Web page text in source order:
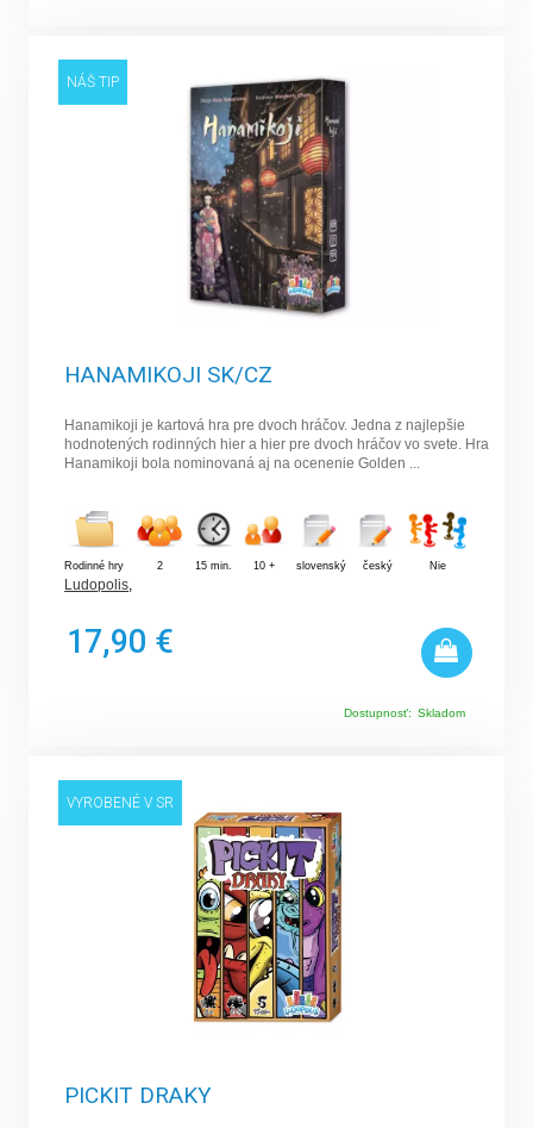
NÁŠ TIP
HANAMIKOJI SK/CZ
Hanamikoji je kartová hra pre dvoch hráčov. Jedna z najlepšie
hodnotených rodinných hier a hier pre dvoch hráčov vo svete. Hra
Hanamikoji bola nominovaná aj na ocenenie Golden ...
Rodinné hry 2 15 min. 10 + slovenský český Nie
Ludopolis,
17,90 €
Dostupnosť: Skladom
VYROBENÉ V SR
PICKIT DRAKY